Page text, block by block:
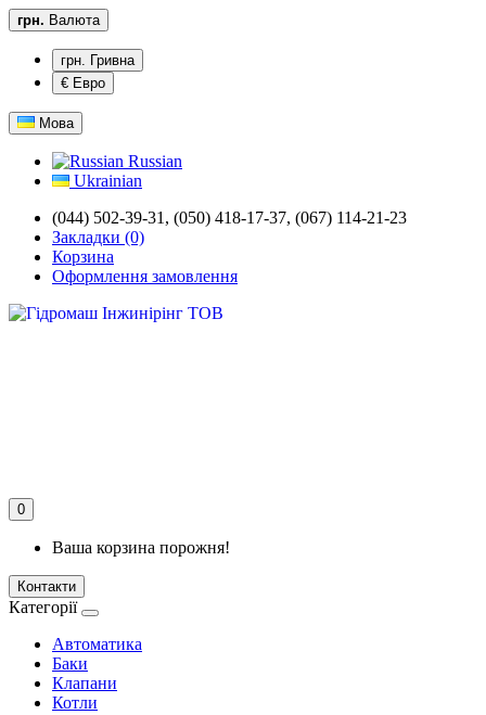
грн. Валюта
грн. Гривна
€ Евро
Мова
Russian
Ukrainian
(044) 502-39-31, (050) 418-17-37, (067) 114-21-23
Закладки (0)
Корзина
Оформлення замовлення
0
Ваша корзина порожня!
Контакти
Категорії
Автоматика
Баки
Клапани
Котли